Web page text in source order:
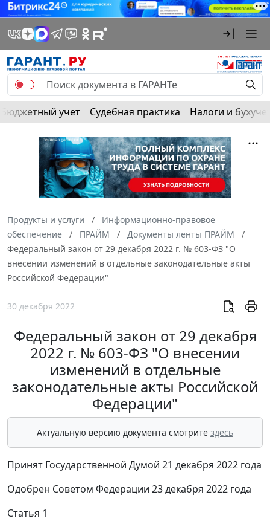
Бюджетный учет Судебная практика Налоги и
Продукты и услуги
Информационно-правовое
обеспечение
ПРАЙМ
Документы ленты ПРАЙМ
Федеральный закон от 29 декабря 2022 г. № 603-ФЗ "О
внесении изменений в отдельные законодательные акты
Российской Федерации"
30 декабря 2022
Федеральный закон от 29 декабря
2022 г. № 603-ФЗ "О внесении
изменений в отдельные
законодательные акты Российской
Федерации"
Актуальную версию документа смотрите здесь
Принят Государственной Думой 21 декабря 2022 года
Одобрен Советом Федерации 23 декабря 2022 года
Статья 1